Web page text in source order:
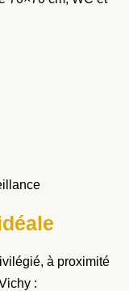
à proximité
: